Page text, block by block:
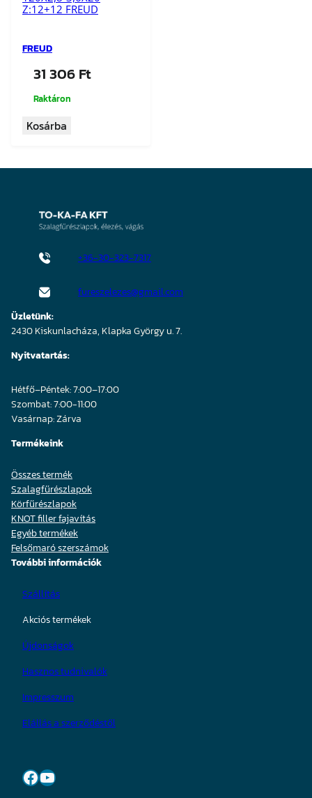
Z:12+12 FREUD
FREUD
31 306Ft
Raktáron
Kosárba
+36-30-323-7317
fureszelezes@gmail.com
Üzletünk:
2430 Kiskunlacháza, Klapka György u. 7.
Nyitvatartás:
Hétfő–Péntek: 7:00–17:00
Szombat: 7:00-11:00
Vasárnap: Zárva
Termékeink
Összes termék
Szalagfűrészlapok
Körfűrészlapok
KNOT filler fajavítás
Egyéb termékek
Felsőmaró szerszámok
További információk
Szállítás
Akciós termékek
Újdonságok
Hasznos tudnivalók
Impresszum
Elállás a szerződéstől
Facebook YouTube